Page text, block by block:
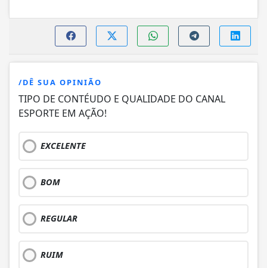
/DÊ SUA OPINIÃO
TIPO DE CONTÉUDO E QUALIDADE DO CANAL
ESPORTE EM AÇÃO!
EXCELENTE
BOM
REGULAR
RUIM